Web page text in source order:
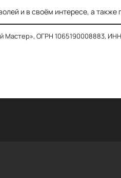
и в своём интересе, а
ОГРН 1065190008883,